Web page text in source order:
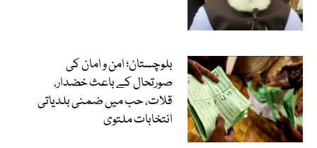
بلوچستان؛ امن و امان کی
صورتحال کے باعث خضدار،
قلات، حب میں ضمنی بلدیاتی
انتخابات ملتوی